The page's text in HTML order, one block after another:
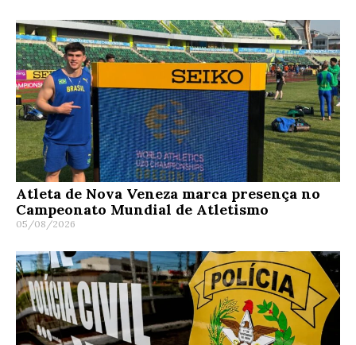
Atleta de Nova Veneza marca presença no
Campeonato Mundial de Atletismo
05/08/2026